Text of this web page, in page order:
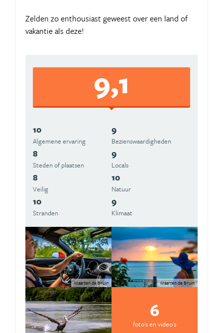
Zelden zo enthousiast geweest over een land of
vakantie als deze!
9,1
10
Algemene ervaring
9
Beziens­waardigheden
8
Steden of plaatsen
9
Locals
8
Veilig
10
Natuur
10
Stranden
9
Klimaat
Maarten de Bruin Maarten de Bruin
6
foto's en video's